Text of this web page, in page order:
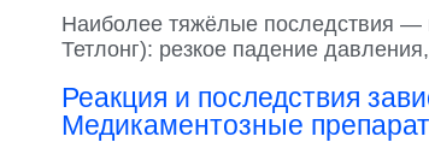
Наиболее тяжёлые последствия —
Тетлонг): резкое падение
Реакция и последствия
Медикаментозные